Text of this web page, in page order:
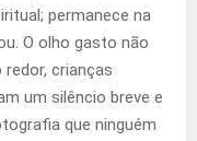
permanece na
O olho gasto não
crianças
um silêncio breve e
que ninguém